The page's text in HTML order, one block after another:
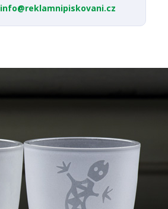
info@reklamnipiskovani.cz